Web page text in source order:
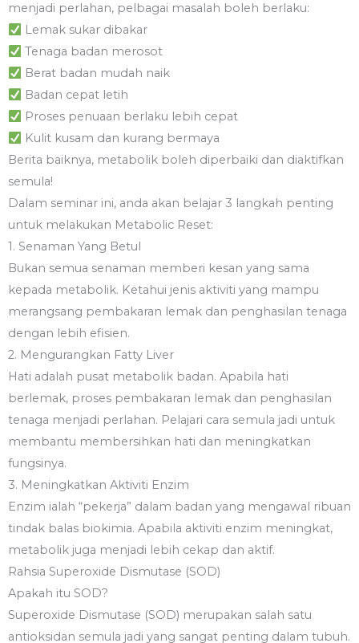
menjadi perlahan, pelbagai masalah boleh berlaku:
Lemak sukar dibakar
Tenaga badan merosot
Berat badan mudah naik
Badan cepat letih
Proses penuaan berlaku lebih cepat
Kulit kusam dan kurang bermaya
Berita baiknya, metabolik boleh diperbaiki dan diaktifkan
semula!
Dalam seminar ini, anda akan belajar 3 langkah penting
untuk melakukan Metabolic Reset:
1. Senaman Yang Betul
Bukan semua senaman memberi kesan yang sama
kepada metabolik. Ketahui jenis aktiviti yang mampu
merangsang pembakaran lemak dan penghasilan tenaga
dengan lebih efisien.
2. Mengurangkan Fatty Liver
Hati adalah pusat metabolik badan. Apabila hati
berlemak, proses pembakaran lemak dan penghasilan
tenaga menjadi perlahan. Pelajari cara semula jadi untuk
membantu membersihkan hati dan meningkatkan
fungsinya.
3. Meningkatkan Aktiviti Enzim
Enzim ialah “pekerja” dalam badan yang mengawal ribuan
tindak balas biokimia. Apabila aktiviti enzim meningkat,
metabolik juga menjadi lebih cekap dan aktif.
Rahsia Superoxide Dismutase (SOD)
Apakah itu SOD?
Superoxide Dismutase (SOD) merupakan salah satu
antioksidan semula jadi yang sangat penting dalam tubuh.